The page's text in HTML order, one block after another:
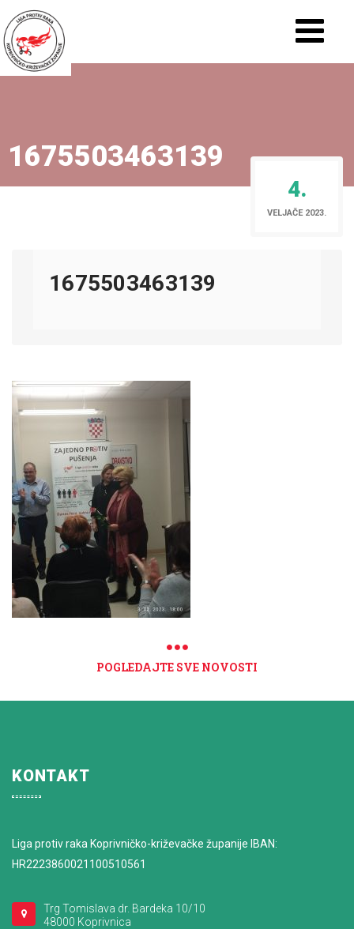
1675503463139
4.
VELJAČE 2023.
1675503463139
POGLEDAJTE SVE NOVOSTI
KONTAKT
Liga protiv raka Koprivničko-križevačke županije IBAN:
HR2223860021100510561
Trg Tomislava dr. Bardeka 10/10
48000 Koprivnica